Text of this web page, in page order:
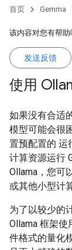
首页 Gemma
该内容对您有帮助
发送反馈
使用
如果没有合适
模型可能会很
置预配置的 运
计算资源运行
Ollama，您可
或其他小型计
为了以较少的
Ollama 框架使
件格式的量化